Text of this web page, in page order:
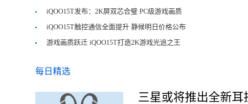
iQOO15T发布：2K屏双芯合璧 PC级游戏画质
iQOO15T触控通信全面提升 静候明日价格公布
游戏画质跃迁 iQOO15T打造2K游戏光追之王
每日精选
三星或将推出全新